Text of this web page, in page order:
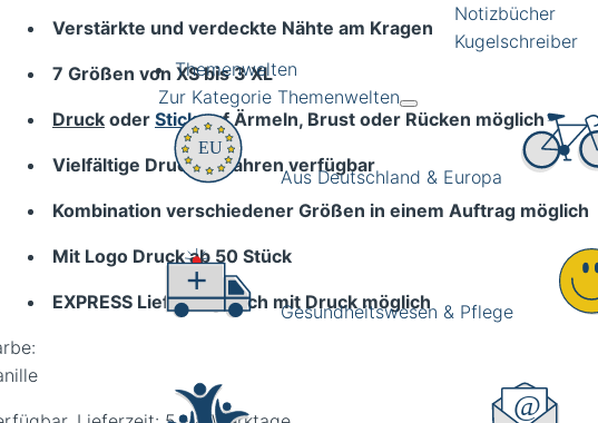
Notizbücher
Kugelschreiber
Themenwelten
Zur Kategorie Themenwelten
Aus Deutschland & Europa
Gesundheitswesen & Pflege
Verstärkte und verdeckte Nähte am Kragen
7 Größen von XS bis 3 XL
Druck oder Stickauf Ärmeln, Brust oder Rücken möglich
Vielfältige Druckverfahren verfügbar
Kombination verschiedener Größen in einem Auftrag möglich
Mit Logo Druck ab 50 Stück
EXPRESS Lieferung auch mit Druck möglich